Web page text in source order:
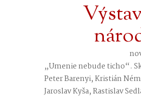
„Umenie nebude ticho“.
Peter Barenyi, Kristián
Jaroslav Kyša, Rastislav